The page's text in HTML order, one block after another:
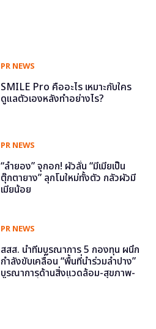
PR NEWS
SMILE Pro คืออะไร เหมาะกับใคร
ดูแลตัวเองหลังทำอย่างไร?
PR NEWS
“ลำยอง” จุกอก! ผัวลั่น “มีเมียเป็น
ตุ๊กตายาง” ลุกโมใหม่ทั้งตัว กลัวผัวมี
เมียน้อย
PR NEWS
สสส. นำทีมบูรณาการ 5 กองทุน ผนึก
กำลังขับเคลื่อน “พื้นที่นำร่วมลำปาง”
บูรณาการด้านสิ่งแวดล้อม-สุขภาพ-